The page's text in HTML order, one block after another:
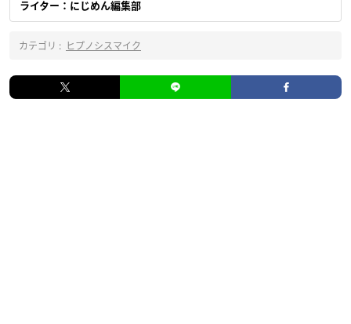
ライター：にじめん編集部
カテゴリ : ヒプノシスマイク